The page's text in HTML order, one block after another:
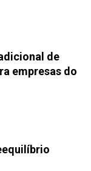
de
empresas do